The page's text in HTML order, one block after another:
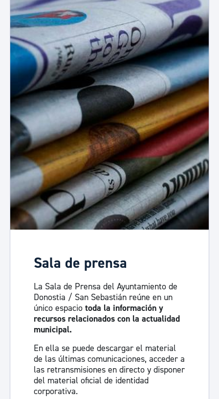
Sala de prensa
La Sala de Prensa del Ayuntamiento de
Donostia / San Sebastián reúne en un
único espacio toda la información y
recursos relacionados con la actualidad
municipal.
En ella se puede descargar el material
de las últimas comunicaciones, acceder a
las retransmisiones en directo y disponer
del material oficial de identidad
corporativa.